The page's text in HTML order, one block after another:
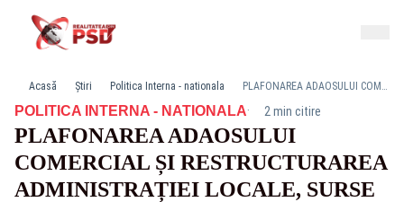
Acasă Știri Politica Interna - nationala PLAFONAREA ADAOSULUI COMERCIAL ȘI RESTRUCTURAREA ADMINISTRAȚIEI LOCALE, SURSE DE TENSIUNE ÎN COALIȚIE
POLITICA INTERNA - NATIONALA· 2 min citire
PLAFONAREA ADAOSULUI
COMERCIAL ȘI RESTRUCTURAREA
ADMINISTRAȚIEI LOCALE, SURSE